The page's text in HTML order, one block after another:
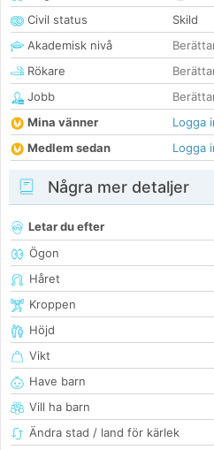
Civil status
Skild
Akademisk nivå
Rökare
Jobb
Mina vänner
Logga
Medlem sedan
Logga
Några mer detaljer
Letar du efter
Ögon
Håret
Kroppen
Höjd
Vikt
Have barn
Vill ha barn
Ändra stad / land för kärlek